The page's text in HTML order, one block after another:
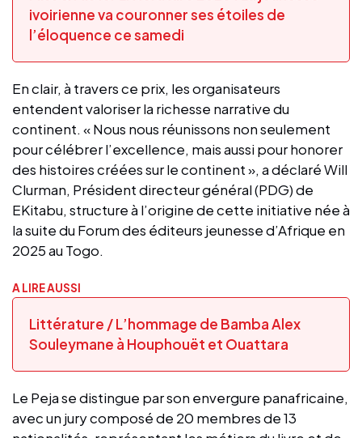
ivoirienne va couronner ses étoiles de
l’éloquence ce samedi
En clair, à travers ce prix, les organisateurs
entendent valoriser la richesse narrative du
continent. « Nous nous réunissons non seulement
pour célébrer l’excellence, mais aussi pour honorer
des histoires créées sur le continent », a déclaré Will
Clurman, Président directeur général (PDG) de
EKitabu, structure à l’origine de cette initiative née à
la suite du Forum des éditeurs jeunesse d’Afrique en
2025 au Togo.
A LIRE AUSSI
Littérature / L’hommage de Bamba Alex
Souleymane à Houphouët et Ouattara
Le Peja se distingue par son envergure panafricaine,
avec un jury composé de 20 membres de 13